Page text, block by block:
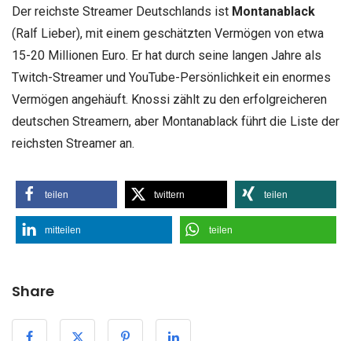
Der reichste Streamer Deutschlands ist Montanablack
(Ralf Lieber), mit einem geschätzten Vermögen von etwa
15-20 Millionen Euro. Er hat durch seine langen Jahre als
Twitch-Streamer und YouTube-Persönlichkeit ein enormes
Vermögen angehäuft. Knossi zählt zu den erfolgreicheren
deutschen Streamern, aber Montanablack führt die Liste der
reichsten Streamer an.
teilen twittern teilen
mitteilen teilen
Share